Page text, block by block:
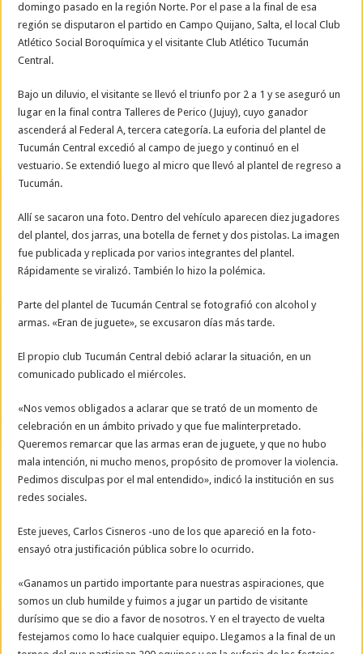
domingo pasado en la región Norte. Por el pase a la final de esa
región se disputaron el partido en Campo Quijano, Salta, el local Club
Atlético Social Boroquímica y el visitante Club Atlético Tucumán
Central.
Bajo un diluvio, el visitante se llevó el triunfo por 2 a 1 y se aseguró un
lugar en la final contra Talleres de Perico (Jujuy), cuyo ganador
ascenderá al Federal A, tercera categoría. La euforia del plantel de
Tucumán Central excedió al campo de juego y continuó en el
vestuario. Se extendió luego al micro que llevó al plantel de regreso a
Tucumán.
Allí se sacaron una foto. Dentro del vehículo aparecen diez jugadores
del plantel, dos jarras, una botella de fernet y dos pistolas. La imagen
fue publicada y replicada por varios integrantes del plantel.
Rápidamente se viralizó. También lo hizo la polémica.
Parte del plantel de Tucumán Central se fotografió con alcohol y
armas. «Eran de juguete», se excusaron días más tarde.
El propio club Tucumán Central debió aclarar la situación, en un
comunicado publicado el miércoles.
«Nos vemos obligados a aclarar que se trató de un momento de
celebración en un ámbito privado y que fue malinterpretado.
Queremos remarcar que las armas eran de juguete, y que no hubo
mala intención, ni mucho menos, propósito de promover la violencia.
Pedimos disculpas por el mal entendido», indicó la institución en sus
redes sociales.
Este jueves, Carlos Cisneros -uno de los que apareció en la foto-
ensayó otra justificación pública sobre lo ocurrido.
«Ganamos un partido importante para nuestras aspiraciones, que
somos un club humilde y fuimos a jugar un partido de visitante
durísimo que se dio a favor de nosotros. Y en el trayecto de vuelta
festejamos como lo hace cualquier equipo. Llegamos a la final de un